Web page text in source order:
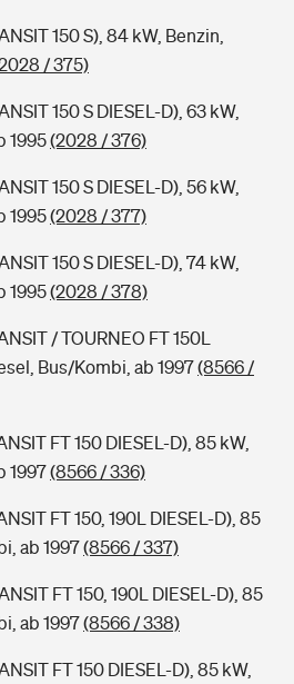
150 S), 84 kW, Benzin,
/ 375)
150 S DIESEL-D), 63 kW,
1995(2028 / 376)
150 S DIESEL-D), 56 kW,
1995(2028 / 377)
150 S DIESEL-D), 74 kW,
1995(2028 / 378)
/ TOURNEO FT 150L
Bus/Kombi, ab 1997(8566 /
FT 150 DIESEL-D), 85 kW,
1997(8566 / 336)
FT 150, 190L DIESEL-D), 85
ab 1997(8566 / 337)
FT 150, 190L DIESEL-D), 85
ab 1997(8566 / 338)
FT 150 DIESEL-D), 85 kW,